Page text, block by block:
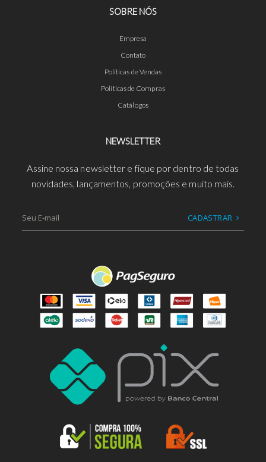
SOBRE NÓS
Empresa
Contato
Políticas de Vendas
Políticas de Compras
Catálogos
NEWSLETTER
Assine nossa newsletter e fique por dentro de todas
novidades, lançamentos, promoções e muito mais.
CADASTRAR